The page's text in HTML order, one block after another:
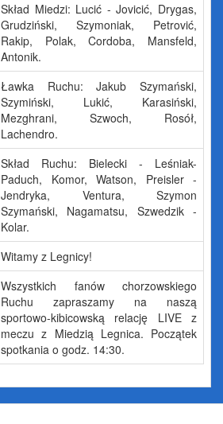
Skład Miedzi: Lucić - Jovicić, Drygas,
Grudziński, Szymoniak, Petrović,
Rakip, Polak, Cordoba, Mansfeld,
Antonik.
Ławka Ruchu: Jakub Szymański,
Szymiński, Lukić, Karasiński,
Mezghrani, Szwoch, Rosół,
Lachendro.
Skład Ruchu: Bielecki - Leśniak-
Paduch, Komor, Watson, Preisler -
Jendryka, Ventura, Szymon
Szymański, Nagamatsu, Szwedzik -
Kolar.
Witamy z Legnicy!
Wszystkich fanów chorzowskiego
Ruchu zapraszamy na naszą
sportowo-kibicowską relację LIVE z
meczu z Miedzią Legnica. Początek
spotkania o godz. 14:30.